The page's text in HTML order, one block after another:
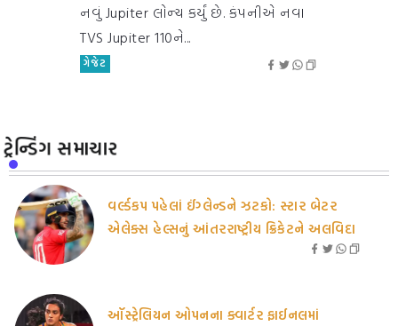
નવું Jupiter લોન્ચ કર્યું છે. કંપનીએ નવા
TVS Jupiter 110ને...
ગેજેટ
ટ્રેન્ડિંગ સમાચાર
વર્લ્ડકપ પહેલાં ઈંગ્લેન્ડને ઝટકો: સ્ટાર બેટર
એલેક્સ હેલ્સનું આંતરરાષ્ટ્રીય ક્રિકેટને અલવિદા
ઑસ્ટ્રેલિયન ઓપનના ક્વાર્ટર ફાઈનલમાં